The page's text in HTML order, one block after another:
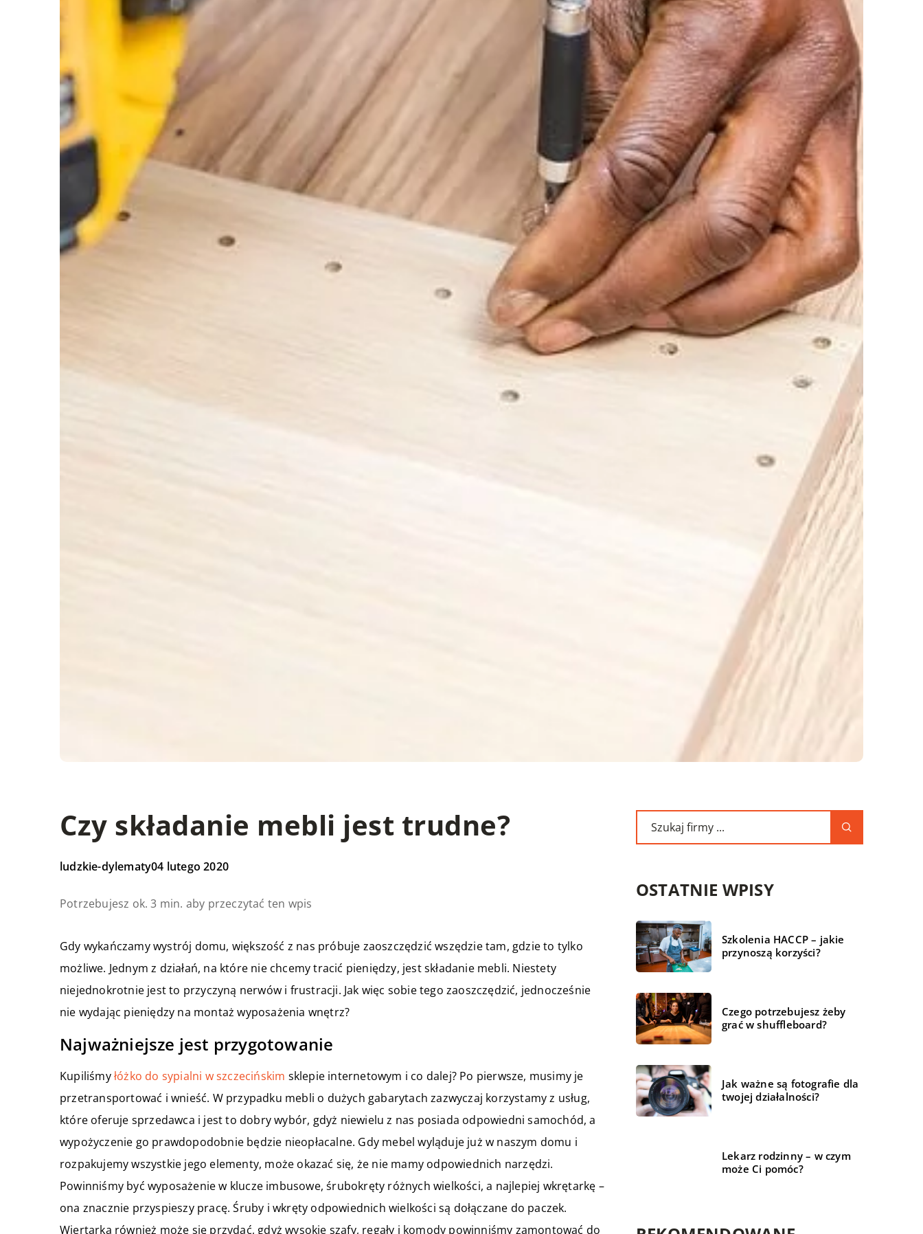
Czy składanie mebli jest trudne?
ludzkie-dylematy04 lutego 2020
Potrzebujesz ok. 3 min. aby przeczytać ten wpis
Gdy wykańczamy wystrój domu, większość z nas próbuje zaoszczędzić wszędzie tam, gdzie to tylko
możliwe. Jednym z działań, na które nie chcemy tracić pieniędzy, jest składanie mebli. Niestety
niejednokrotnie jest to przyczyną nerwów i frustracji. Jak więc sobie tego zaoszczędzić, jednocześnie
nie wydając pieniędzy na montaż wyposażenia wnętrz?
Najważniejsze jest przygotowanie
Kupiliśmyłóżko do sypialni w szczecińskim sklepie internetowym i co dalej? Po pierwsze, musimy je
przetransportować i wnieść. W przypadku mebli o dużych gabarytach zazwyczaj korzystamy z usług,
które oferuje sprzedawca i jest to dobry wybór, gdyż niewielu z nas posiada odpowiedni samochód, a
wypożyczenie go prawdopodobnie będzie nieopłacalne. Gdy mebel wyląduje już w naszym domu i
rozpakujemy wszystkie jego elementy, może okazać się, że nie mamy odpowiednich narzędzi.
Powinniśmy być wyposażenie w klucze imbusowe, śrubokręty różnych wielkości, a najlepiej wkrętarkę –
ona znacznie przyspieszy pracę. Śruby i wkręty odpowiednich wielkości są dołączane do paczek.
Wiertarka również może się przydać, gdyż wysokie szafy, regały i komody powinniśmy zamontować do
OSTATNIE WPISY
Szkolenia HACCP – jakie
przynoszą korzyści?
Czego potrzebujesz żeby
grać w shuffleboard?
Jak ważne są fotografie dla
twojej działalności?
Lekarz rodzinny – w czym
może Ci pomóc?